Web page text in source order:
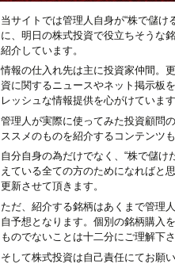
当サイトでは管理人自身が“株で儲け
に、明日の株式投資で役立ちそうな
紹介しています。
情報の仕入れ先は主に投資家仲間。
資に関するニュースやネット掲示板
レッシュな情報提供を心がけていま
管理人が実際に使ってみた投資顧問
ススメのものを紹介するコンテンツ
自分自身の為だけでなく、“株で儲け
えている全ての方のためになればと
更新させて頂きます。
ただ、紹介する銘柄はあくまで管理
自予想となります。個別の銘柄購入
ものでないことは十二分にご理解下
そして株式投資は自己責任にてお願